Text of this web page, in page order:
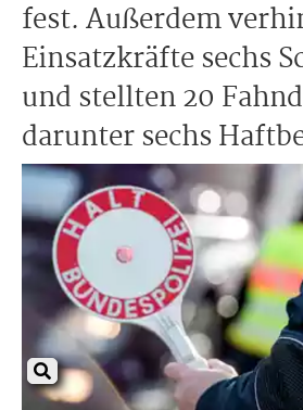
fest. Außerdem
Einsatzkräfte sechs
und stellten 20
darunter sechs